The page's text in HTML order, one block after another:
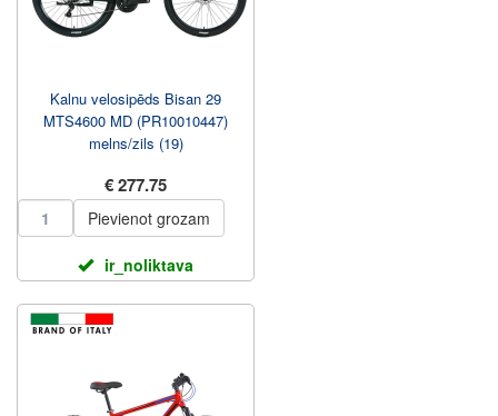
Kalnu velosipēds Bisan 29
MTS4600 MD (PR10010447)
melns/zils (19)
€ 277.75
Pievienot grozam
ir_noliktava